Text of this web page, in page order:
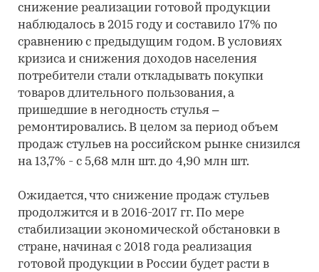
снижение реализации готовой продукции
наблюдалось в 2015 году и составило 17% по
сравнению с предыдущим годом. В условиях
кризиса и снижения доходов населения
потребители стали откладывать покупки
товаров длительного пользования, а
пришедшие в негодность стулья –
ремонтировались. В целом за период объем
продаж стульев на российском рынке снизился
на 13,7% - с 5,68 млн шт. до 4,90 млн шт.
Ожидается, что снижение продаж стульев
продолжится и в 2016-2017 гг. По мере
стабилизации экономической обстановки в
стране, начиная с 2018 года реализация
готовой продукции в России будет расти в